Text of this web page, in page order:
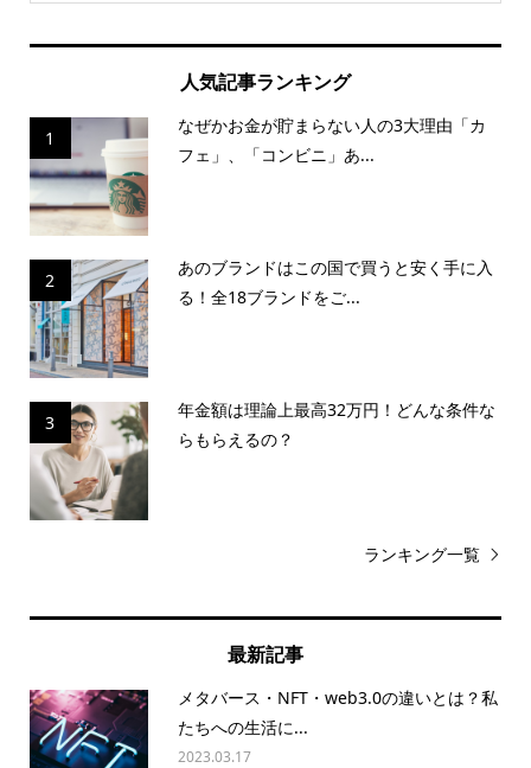
人気記事ランキング
1
なぜかお金が貯まらない人の3大理由「カ
フェ」、「コンビニ」あ...
2
あのブランドはこの国で買うと安く手に入
る！全18ブランドをご...
3
年金額は理論上最高32万円！どんな条件な
らもらえるの？
ランキング一覧
最新記事
メタバース・NFT・web3.0の違いとは？私
たちへの生活に...
2023.03.17